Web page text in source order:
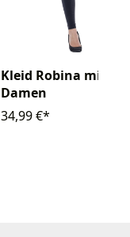
Kleid Robina mit
Damen
34,99 €*